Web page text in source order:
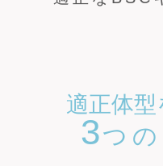
適正体
3つ